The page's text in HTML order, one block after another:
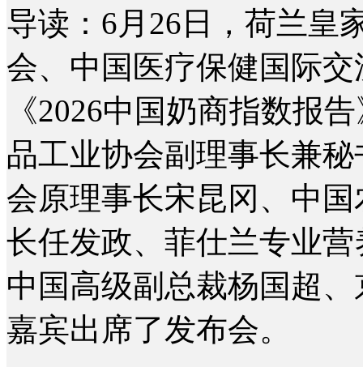
导读：6月26日，荷兰皇
会、中国医疗保健国际
《2026中国奶商指数报
品工业协会副理事长兼
会原理事长宋昆冈、中
长任发政、菲仕兰专业
中国高级副总裁杨国超
嘉宾出席了发布会。